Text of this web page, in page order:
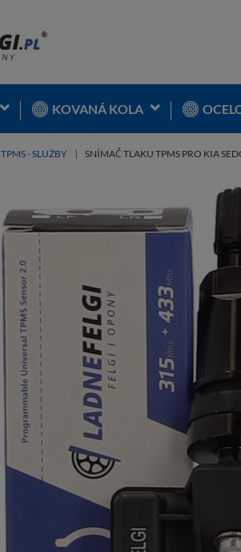
KOVANÁ KOLA
TPMS - SLUŽBY SNÍMAČ TLAKU TPMS PRO KIA